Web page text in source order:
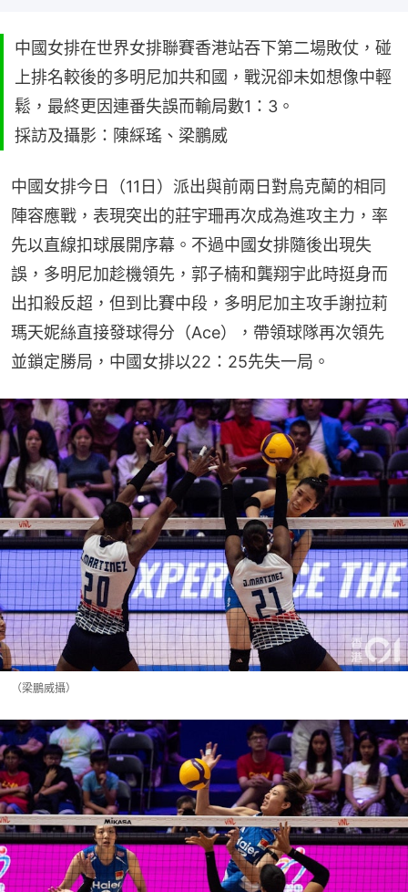
中國女排在世界女排聯賽香港站吞下第二場敗仗，碰
上排名較後的多明尼加共和國，戰況卻未如想像中輕
鬆，最終更因連番失誤而輸局數1：3。
採訪及攝影：陳綵瑤、梁鵬威
中國女排今日（11日）派出與前兩日對烏克蘭的相同
陣容應戰，表現突出的莊宇珊再次成為進攻主力，率
先以直線扣球展開序幕。不過中國女排隨後出現失
誤，多明尼加趁機領先，郭子楠和龔翔宇此時挺身而
出扣殺反超，但到比賽中段，多明尼加主攻手謝拉莉
瑪天妮絲直接發球得分（Ace），帶領球隊再次領先
並鎖定勝局，中國女排以22：25先失一局。
（梁鵬威攝）